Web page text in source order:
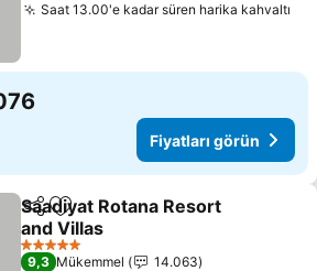
Saat 13.00'e kadar süren harika kahvaltı
Fiyatları görün
PaylaşFavorilerime ekle
Saadiyat Rotana Resort
and Villas
5 Yıldız
9,3 Mükemmel
14.063